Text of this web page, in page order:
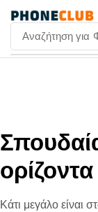
Αναζήτηση για
ορίζοντα
Κάτι μεγάλο είναι